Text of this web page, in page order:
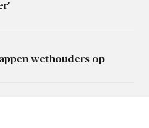
wethouders op